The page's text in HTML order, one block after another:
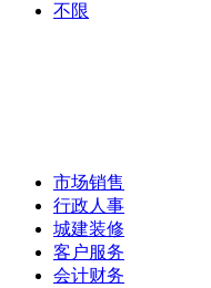
不限
市场销售
行政人事
城建装修
客户服务
会计财务